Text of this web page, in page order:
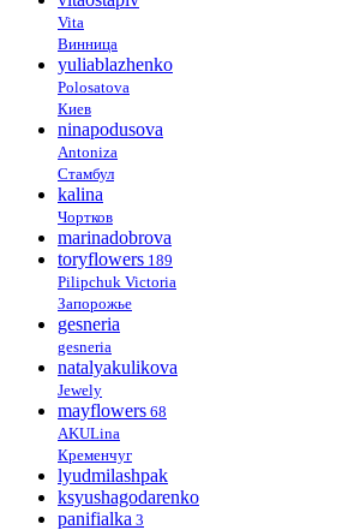
Vita
Винница
yuliablazhenko
Polosatova
Киев
ninapodusova
Antoniza
Стамбул
kalina
Чортков
marinadobrova
toryflowers 189
Pilipchuk Victoria
Запорожье
gesneria
gesneria
natalyakulikova
Jewely
mayflowers 68
AKULina
Кременчуг
lyudmilashpak
ksyushagodarenko
panifialka 3